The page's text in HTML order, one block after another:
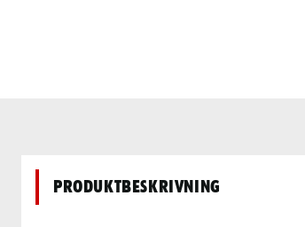
Produktbeskrivning